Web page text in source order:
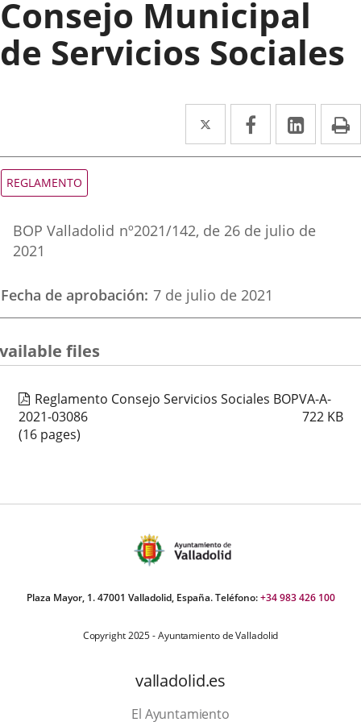
Consejo Municipal
de Servicios Sociales
Twitter
Enlace
a
externa.
Facebook
Enlace
a
externa.
Enlace
a
Tipo
de
REGLAMENTO
boletin
BOP Valladolid nº2021/142, de 26 de julio de
2021
Fecha de aprobación 7 de julio de 2021
files
Reglamento Consejo Servicios Sociales BOPVA-A-
2021-03086
722 KB
(16 pages)
Plaza Mayor, 1. 47001 Valladolid, España. Teléfono:+34 983 426 100
Copyright 2025 - Ayuntamiento de Valladolid
valladolid.es
El Ayuntamiento